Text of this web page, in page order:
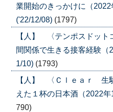
業開始のきっかけに（2022
('22/12/08) (1797)
【人】 〈テンポスドッ
間関係で生きる接客経験（
1/10) (1793)
【人】 〈Ｃｌｅａｒ 生
えた１杯の日本酒（2022
790)